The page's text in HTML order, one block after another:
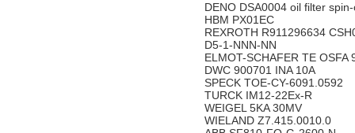
DENO DSA0004 oil filter
HBM PX01EC
REXROTH R911296634
D5-1-NNN-NN
ELMOT-SCHAFER TE OSFA
DWC 900701 INA 10A
SPECK TOE-CY-6091.0592
TURCK IM12-22Ex-R
WEIGEL 5KA 30MV
WIELAND Z7.415.0010.0